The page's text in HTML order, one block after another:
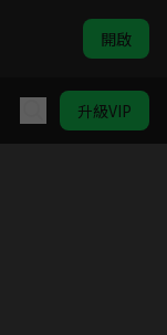
開啟
升級VIP